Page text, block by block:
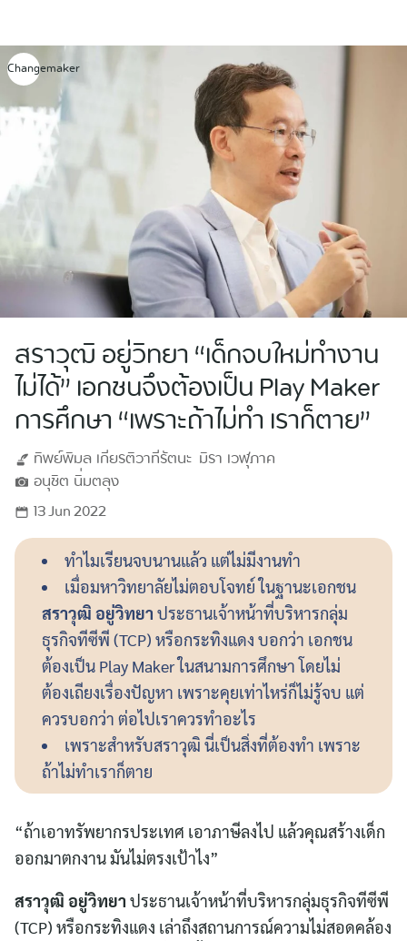
content
Changemaker
สราวุฒิ อยู่วิทยา “เด็กจบใหม่ทำงาน
ไม่ได้”​ เอกชนจึงต้องเป็น Play Maker
การศึกษา “เพราะถ้าไม่ทำ เราก็ตาย”
ทิพย์พิมลเกียรติวาทีรัตนะ มิรา เวฬุภาค
อนุชิต นิ่มตลุง
13 Jun 2022
ทำไมเรียนจบนานแล้ว แต่ไม่มีงานทำ
เมื่อมหาวิทยาลัยไม่ตอบโจทย์ ในฐานะเอกชน
สราวุฒิ อยู่วิทยา ประธานเจ้าหน้าที่บริหารกลุ่ม
ธุรกิจทีซีพี (TCP) หรือกระทิงแดง บอกว่า เอกชน
ต้องเป็น Play Maker ในสนามการศึกษา โดยไม่
ต้องเถียงเรื่องปัญหา เพราะคุยเท่าไหร่ก็ไม่รู้จบ แต่
ควรบอกว่า ต่อไปเราควรทำอะไร
เพราะสำหรับสราวุฒิ นี่เป็นสิ่งที่ต้องทำ เพราะ
ถ้าไม่ทำเราก็ตาย
“ถ้าเอาทรัพยากรประเทศ เอาภาษีลงไป แล้วคุณสร้างเด็ก
ออกมาตกงาน มันไม่ตรงเป้าไง”
สราวุฒิ อยู่วิทยา ประธานเจ้าหน้าที่บริหารกลุ่มธุรกิจทีซีพี
(TCP) หรือกระทิงแดง เล่าถึงสถานการณ์ความไม่สอดคล้อง